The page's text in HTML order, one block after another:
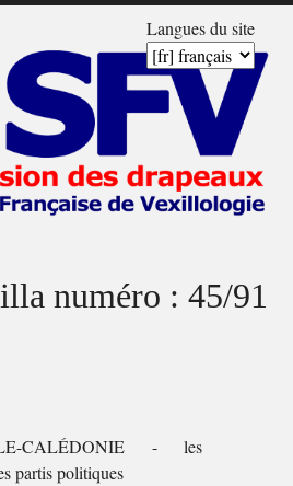
Langues du site
numéro : 45/91
CALÉDONIE - les
partis politiques